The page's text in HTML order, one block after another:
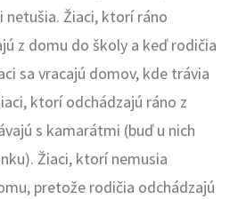
netušia. Žiaci, ktorí ráno
z domu do školy a keď rodičia
sa vracajú domov, kde trávia
ktorí odchádzajú ráno z
s kamarátmi (buď u nich
Žiaci, ktorí nemusia
pretože rodičia odchádzajú